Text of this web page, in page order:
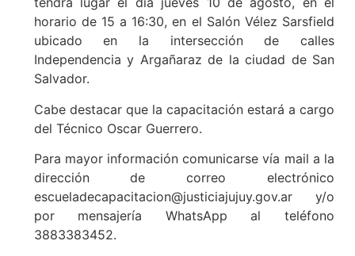
horario de 15 a 16:30, en el Salón Vélez Sarsfield
ubicado en la intersección de calles
Independencia y Argañaraz de la ciudad de San
Salvador.
Cabe destacar que la capacitación estará a cargo
del Técnico Oscar Guerrero.
Para mayor información comunicarse vía mail a la
dirección de correo electrónico
escueladecapacitacion@justiciajujuy.gov.ar y/o
por mensajería WhatsApp al teléfono
3883383452.